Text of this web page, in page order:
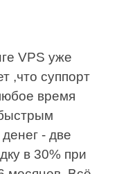
VPS уже
,что суппорт
время
- две
в 30% при